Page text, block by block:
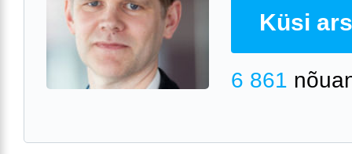
Küsi
6 861